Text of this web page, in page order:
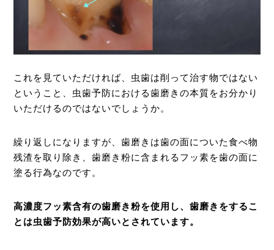
これを見ていただければ、虫歯は削って治す物ではない
ということ、虫歯予防における歯磨きの本質をお分かり
いただけるのではないでしょうか。
繰り返しになりますが、歯磨きは歯の面についた食べ物
残渣を取り除き、歯磨き粉に含まれるフッ素を歯の面に
塗る行為なのです。
高濃度フッ素含有の歯磨き粉を使用し、歯磨きをするこ
とは虫歯予防効果が高いとされています。